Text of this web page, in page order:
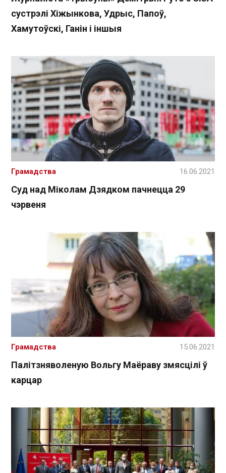
сустрэлі Хіжынкова, Удрыс, Папоў,
Хамутоўскі, Ганін і іншыя
Суд над Міколам Дзядком пачнецца 29
чэрвеня
Грамадства 16.06.2021
Палітзняволеную Вольгу Маёраву змясцілі ў
карцар
Грамадства 15.06.2021